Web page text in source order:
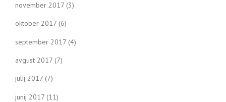
november 2017 (3)
oktober 2017 (6)
september 2017 (4)
avgust 2017 (7)
julij 2017 (7)
junij 2017 (11)